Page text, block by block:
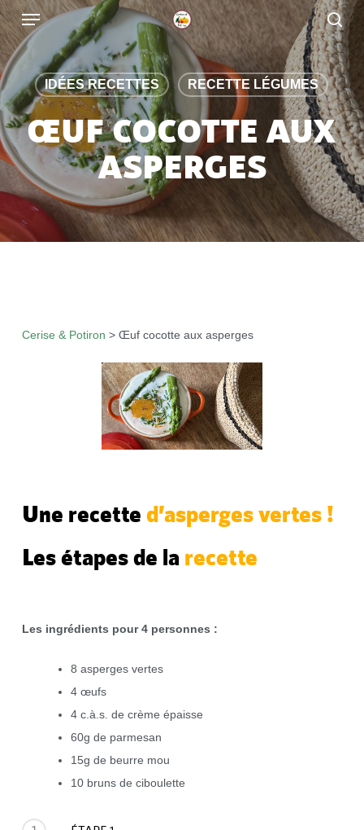
Skip
to
main
content IDÉES RECETTES RECETTE LÉGUMES
ŒUF COCOTTE AUX
ASPERGES
Cerise & Potiron > Œuf cocotte aux asperges
Une recette d’asperges vertes !
Les étapes de la recette
Les ingrédients pour 4 personnes :
8 asperges vertes
4 œufs
4 c.à.s. de crème épaisse
60g de parmesan
15g de beurre mou
10 bruns de ciboulette